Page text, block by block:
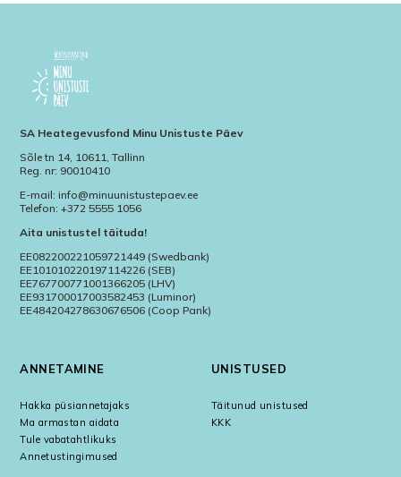
SA Heategevusfond Minu Unistuste Päev
Sõle tn 14, 10611, Tallinn
Reg. nr: 90010410
E-mail: info@minuunistustepaev.ee
Telefon: +372 5555 1056
Aita unistustel täituda!
EE082200221059721449 (Swedbank)
EE101010220197114226 (SEB)
EE767700771001366205 (LHV)
EE931700017003582453 (Luminor)
EE484204278630676506 (Coop Pank)
ANNETAMINE
Hakka püsiannetajaks
Ma armastan aidata
Tule vabatahtlikuks
Annetustingimused
UNISTUSED
Täitunud unistused
KKK